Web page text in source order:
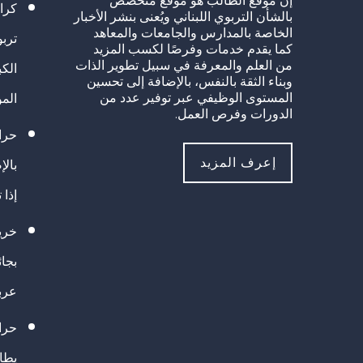
بالشأن التربوي اللبناني ويُعنى بنشر الأخبار
الخاصة بالمدارس والجامعات والمعاهد
كما يقدم خدمات وفرصًا لكسب المزيد
من العلم والمعرفة في سبيل تطوير الذات
وبناء الثقة بالنفس، بالإضافة إلى تحسين
المستوى الوظيفي عبر توفير عدد من
الدورات وفرص العمل.
إعرف المزيد